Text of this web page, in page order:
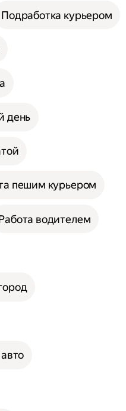
Подработка курьером
день
пешим курьером
водителем